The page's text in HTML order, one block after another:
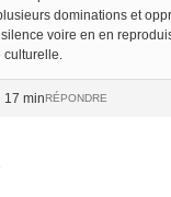
dominations et
voire en en
17 minRÉPONDRE